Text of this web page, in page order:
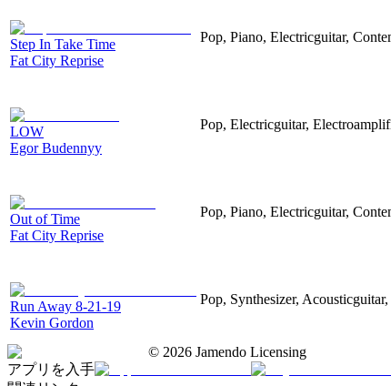
Step In Take Time
Fat City Reprise
Pop, Piano, Electricguitar,
LOW
Egor Budennyy
Pop, Electricguitar,
Out of Time
Fat City Reprise
Pop, Piano, Electricguitar,
Run Away 8-21-19
Kevin Gordon
Pop, Synthesizer,
© 2026 Jamendo Licensing
アプリを入手